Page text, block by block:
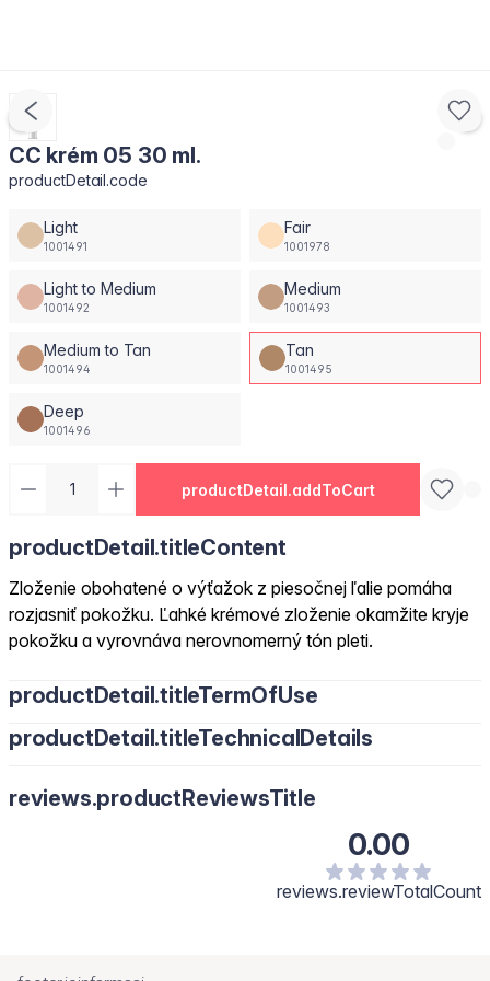
CC krém 05 30 ml.
productDetail.code
Light
1001491
Fair
1001978
Light to Medium
1001492
Medium
1001493
Medium to Tan
1001494
Tan
1001495
Deep
1001496
productDetail.addToCart
productDetail.titleContent
Zloženie obohatené o výťažok z piesočnej ľalie pomáha
rozjasniť pokožku. Ľahké krémové zloženie okamžite kryje
pokožku a vyrovnáva nerovnomerný tón pleti.
productDetail.titleTermOfUse
productDetail.titleTechnicalDetails
reviews.productReviewsTitle
0.00
reviews.reviewTotalCount